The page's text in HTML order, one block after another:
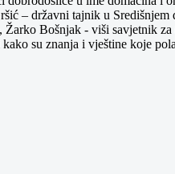
– državni tajnik u
Bošnjak - viši savjetnik
su znanja i vještine koje